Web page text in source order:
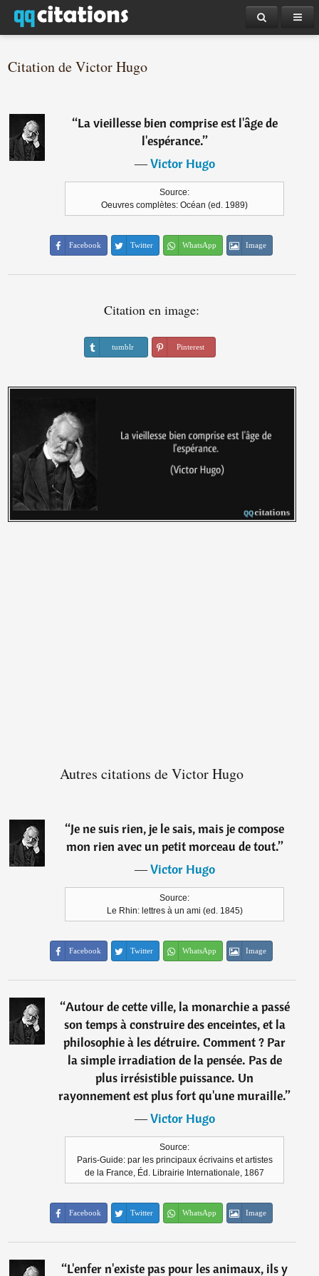
Citation de Victor Hugo
“La vieillesse bien comprise est l'âge de
l'espérance.”
―Victor Hugo
Source:
Oeuvres complètes: Océan (ed. 1989)
Facebook Twitter WhatsApp Image
Citation en image:
tumblr Pinterest
Autres citations de Victor Hugo
“Je ne suis rien, je le sais, mais je compose
mon rien avec un petit morceau de tout.”
―Victor Hugo
Source:
Le Rhin: lettres à un ami (ed. 1845)
Facebook Twitter WhatsApp Image
“Autour de cette ville, la monarchie a passé
son temps à construire des enceintes, et la
philosophie à les détruire. Comment ? Par
la simple irradiation de la pensée. Pas de
plus irrésistible puissance. Un
rayonnement est plus fort qu'une muraille.”
―Victor Hugo
Source:
Paris-Guide: par les principaux écrivains et artistes
de la France, Éd. Librairie Internationale, 1867
Facebook Twitter WhatsApp Image
“L'enfer n'existe pas pour les animaux, ils y